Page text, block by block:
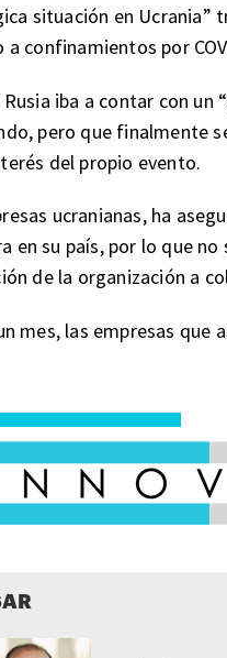
situación en Ucrania”
confinamientos por
iba a contar con
pero que finalmente
del propio evento.
ucranianas, ha
en su país, por lo que
de la organización a
mes, las empresas que